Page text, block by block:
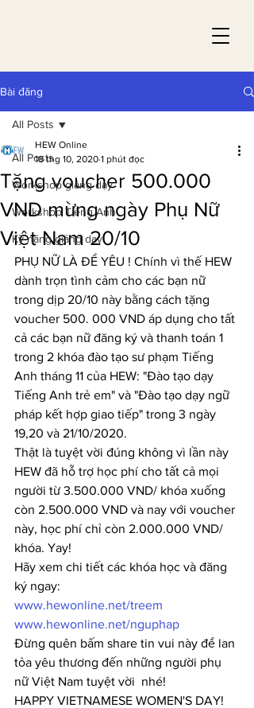
Bài đăng
All Posts
Workshop giảng dạy
Workshop Tiếng Anh
Kỹ năng giảng dạy
All Posts
Tặng voucher 500.000
VND mừng ngày Phụ Nữ
Việt Nam 20/10
HEW Online
18 thg 10, 2020 1 phút đọc
PHỤ NỮ LÀ ĐỂ YÊU ! Chính vì thế HEW
dành trọn tình cảm cho các bạn nữ
trong dịp 20/10 này bằng cách tặng
voucher 500. 000 VND áp dụng cho tất
cả các bạn nữ đăng ký và thanh toán 1
trong 2 khóa đào tạo sư phạm Tiếng
Anh tháng 11 của HEW: "Đào tạo dạy
Tiếng Anh trẻ em" và "Đào tạo dạy ngữ
pháp kết hợp giao tiếp" trong 3 ngày
19,20 và 21/10/2020.
Thật là tuỵệt vời đúng không vì lần này
HEW đã hỗ trợ học phí cho tất cả mọi
người từ 3.500.000 VND/ khóa xuống
còn 2.500.000 VND và nay với voucher
này, học phí chỉ còn 2.000.000 VND/
khóa. Yay!
Hãy xem chi tiết các khóa học và đăng
ký ngay:
www.hewonline.net/treem
www.hewonline.net/nguphap
Đừng quên bấm share tin vui này để lan
tỏa yêu thương đến những người phụ
nữ Việt Nam tuyệt vời  nhé!
HAPPY VIETNAMESE WOMEN'S DAY!